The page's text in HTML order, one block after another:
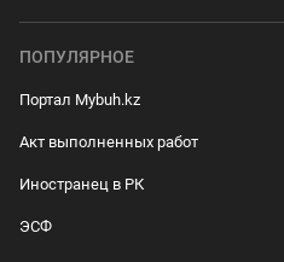
ПОПУЛЯРНОЕ
Портал Mybuh.kz
Акт выполненных работ
Иностранец в РК
ЭСФ